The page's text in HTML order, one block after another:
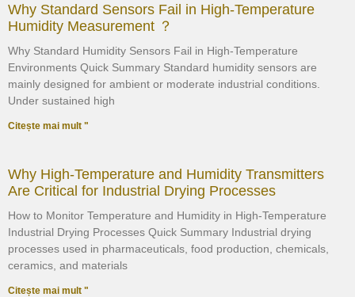
Why Standard Sensors Fail in High-Temperature
Humidity Measurement ？
Why Standard Humidity Sensors Fail in High-Temperature
Environments Quick Summary Standard humidity sensors are
mainly designed for ambient or moderate industrial conditions.
Under sustained high
Citește mai mult "
Why High-Temperature and Humidity Transmitters
Are Critical for Industrial Drying Processes
How to Monitor Temperature and Humidity in High-Temperature
Industrial Drying Processes Quick Summary Industrial drying
processes used in pharmaceuticals, food production, chemicals,
ceramics, and materials
Citește mai mult "